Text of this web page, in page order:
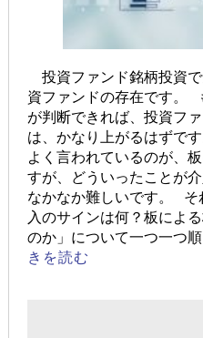
投資ファンド銘柄投資
資ファンドの存在です。
が判断できれば、投資フ
は、かなり上がるはずで
よく言われているのが、
すが、どういったことが
なかなか難しいです。 そ
入のサインは何？板によ
のか」について一つ一つ
きを読む